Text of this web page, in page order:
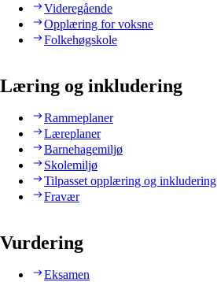
Videregående
Opplæring for voksne
Folkehøgskole
Læring og inkludering
Rammeplaner
Læreplaner
Barnehagemiljø
Skolemiljø
Tilpasset opplæring og inkludering
Fravær
Vurdering
Eksamen